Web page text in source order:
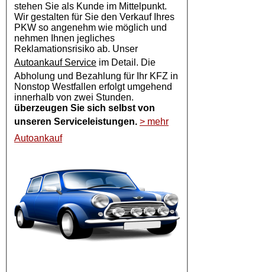
stehen Sie als Kunde im Mittelpunkt.
Wir gestalten für Sie den Verkauf Ihres
PKW so angenehm wie möglich und
nehmen Ihnen jegliches
Reklamationsrisiko ab. Unser
Autoankauf Service im Detail. Die
Abholung und Bezahlung für Ihr KFZ in
Nonstop Westfallen erfolgt umgehend
innerhalb von zwei Stunden.
überzeugen Sie sich selbst von
unseren Serviceleistungen. > mehr
Autoankauf